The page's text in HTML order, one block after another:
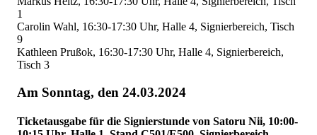
1
Carolin Wahl, 16:30-17:30 Uhr, Halle 4, Signierbereich, Tisch
9
Kathleen Prußok, 16:30-17:30 Uhr, Halle 4, Signierbereich,
Tisch 3
Am Sonntag, den 24.03.2024
Ticketausgabe für die Signierstunde von Satoru Nii, 10:00-